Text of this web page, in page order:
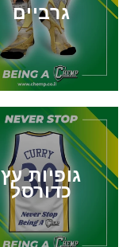
גרביים
גופיות עץ
כדורסל